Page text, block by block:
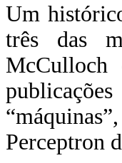
Um
três das
McCulloch
Perceptron